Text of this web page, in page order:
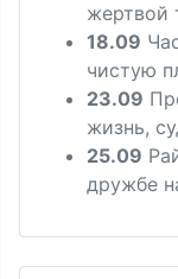
жертвой
18.09
чистую
23.09
жизнь,
25.09
дружбе